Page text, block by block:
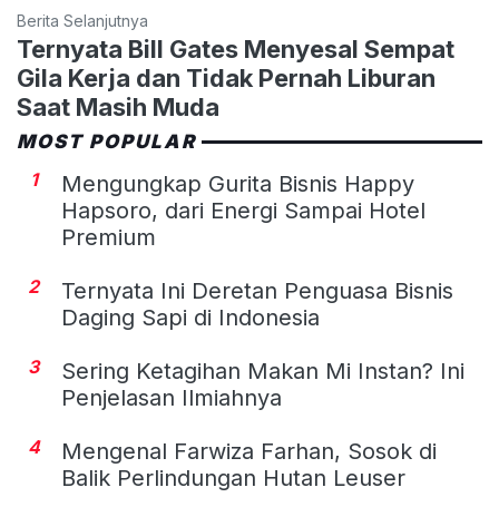
Berita Selanjutnya
Ternyata Bill Gates Menyesal Sempat
Gila Kerja dan Tidak Pernah Liburan
Saat Masih Muda
MOST POPULAR
1
Mengungkap Gurita Bisnis Happy
Hapsoro, dari Energi Sampai Hotel
Premium
2
Ternyata Ini Deretan Penguasa Bisnis
Daging Sapi di Indonesia
3
Sering Ketagihan Makan Mi Instan? Ini
Penjelasan Ilmiahnya
4
Mengenal Farwiza Farhan, Sosok di
Balik Perlindungan Hutan Leuser